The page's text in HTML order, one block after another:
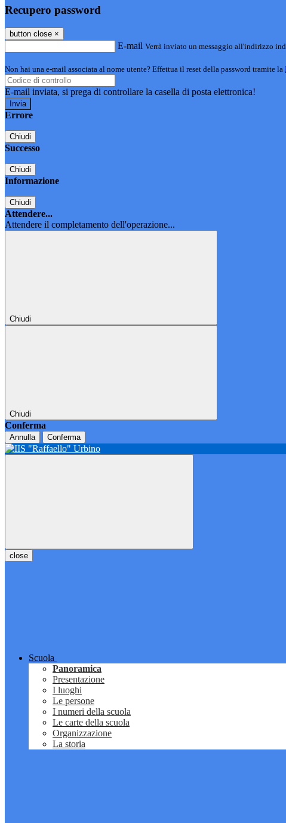
Recupero password
button close ×
E-mail Verrà inviato un messaggio all'indirizzo
Non hai una e-mail associata al nome utente? Effettua il reset della password tramite la
E-mail inviata, si prega di controllare la casella di posta elettronica!
Errore
Chiudi
Successo
Chiudi
Informazione
Chiudi
Attendere...
Attendere il completamento dell'operazione...
Chiudi
Chiudi
Conferma
Annulla Conferma
close
Scuola
Panoramica
Presentazione
I luoghi
Le persone
I numeri della scuola
Le carte della scuola
Organizzazione
La storia